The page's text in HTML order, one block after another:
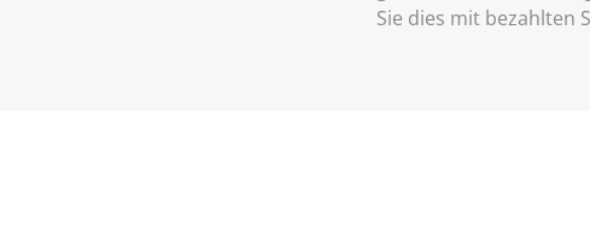
Sie dies mit bezahlten